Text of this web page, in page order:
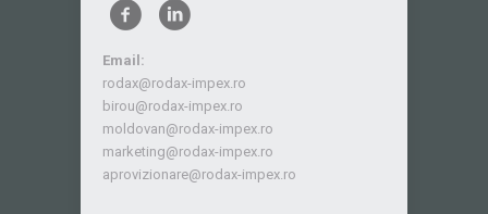
Email:
rodax@rodax-impex.ro
birou@rodax-impex.ro
moldovan@rodax-impex.ro
marketing@rodax-impex.ro
aprovizionare@rodax-impex.ro